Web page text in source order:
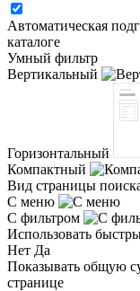
Автоматическая
каталоге
Умный фильтр
Вертикальный
Горизонтальный
Компактный
Вид страницы
С меню
С фильтром
Использовать
Нет Да
Показывать общую
странице